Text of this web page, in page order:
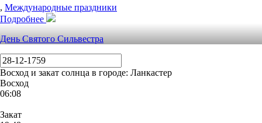
, Международные праздники
Подробнее
День Святого Сильвестра
Восход и закат солнца в городе: Ланкастер
Восход
06:08
Закат